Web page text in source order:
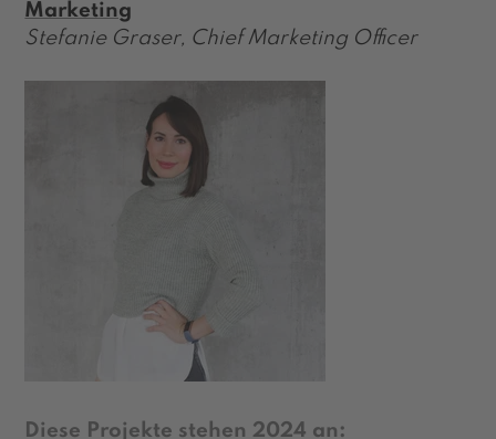
Marketing
Stefanie Graser, Chief Marketing Officer
Diese Projekte stehen 2024 an: